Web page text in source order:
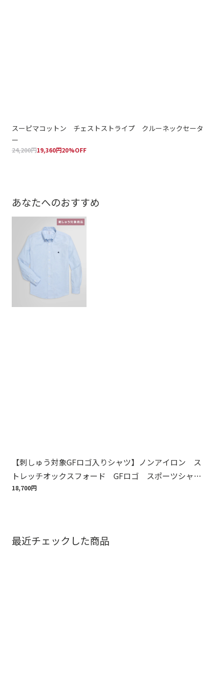
スーピマコットン チェストストライプ クルーネックセータ
ー
24,200円19,360円20%OFF
あなたへのおすすめ
【刺しゅう対象GFロゴ入りシャツ】ノンアイロン ス
トレッチオックスフォード GFロゴ スポーツシャ
ツ Regular Fit
18,700円
最近チェックした商品